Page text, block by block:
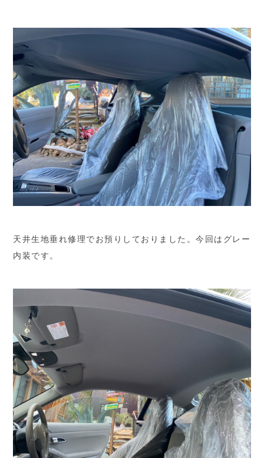
天井生地垂れ修理でお預りしておりました。今回はグレー
内装です。